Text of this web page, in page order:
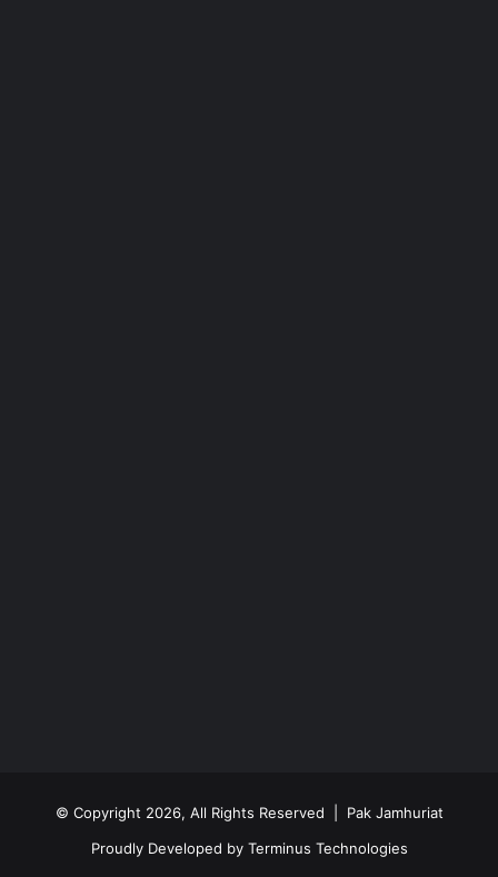
© Copyright 2026, All Rights Reserved | Pak Jamhuriat
Proudly Developed by Terminus Technologies